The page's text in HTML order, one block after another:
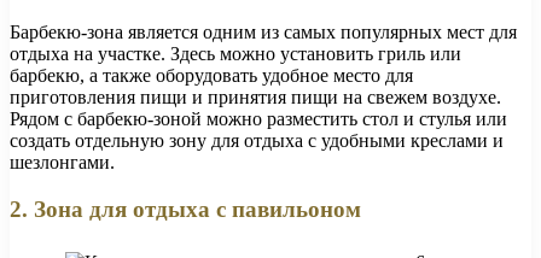
Барбекю-зона является одним из самых популярных мест для
отдыха на участке. Здесь можно установить гриль или
барбекю, а также оборудовать удобное место для
приготовления пищи и принятия пищи на свежем воздухе.
Рядом с барбекю-зоной можно разместить стол и стулья или
создать отдельную зону для отдыха с удобными креслами и
шезлонгами.
2. Зона для отдыха с павильоном